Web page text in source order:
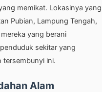
memikat. Lokasinya yang
Pubian, Lampung Tengah,
yang berani
sekitar yang
tersembunyi ini.
Alam